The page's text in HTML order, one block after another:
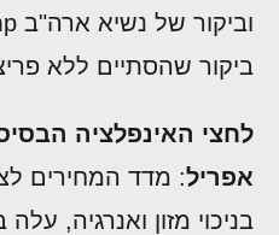
ביקור שהסתיים ללא
לחצי האינפלציה
אפריל: מדד המחירים
בניכוי מזון ואנרגיה, עלה